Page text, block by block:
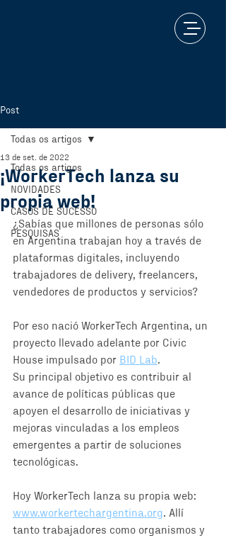
Post
Todas os artigos
NOVIDADES
CASOS DE SUCESSO
PESQUISAS
Todas os artigos
¡WorkerTech lanza su
propia web!
13 de set. de 2022
¿Sabías que millones de personas sólo
en Argentina trabajan hoy a través de
plataformas digitales, incluyendo
trabajadores de delivery, freelancers,
vendedores de productos y servicios?
Por eso nació WorkerTech Argentina, un
proyecto llevado adelante por Civic
House impulsado por BID Lab.
Su principal objetivo es contribuir al
avance de políticas públicas que
apoyen el desarrollo de iniciativas y
mejoras vinculadas a los empleos
emergentes a partir de soluciones
tecnológicas.
Hoy WorkerTech lanza su propia web:
www.workertechargentina.org. Allí
tanto trabajadores como organismos y